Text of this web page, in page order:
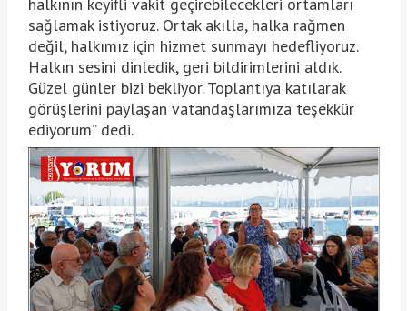
sağlamak istiyoruz. Ortak akılla, halka rağmen
değil, halkımız için hizmet sunmayı hedefliyoruz.
Halkın sesini dinledik, geri bildirimlerini aldık.
Güzel günler bizi bekliyor. Toplantıya katılarak
görüşlerini paylaşan vatandaşlarımıza teşekkür
ediyorum” dedi.